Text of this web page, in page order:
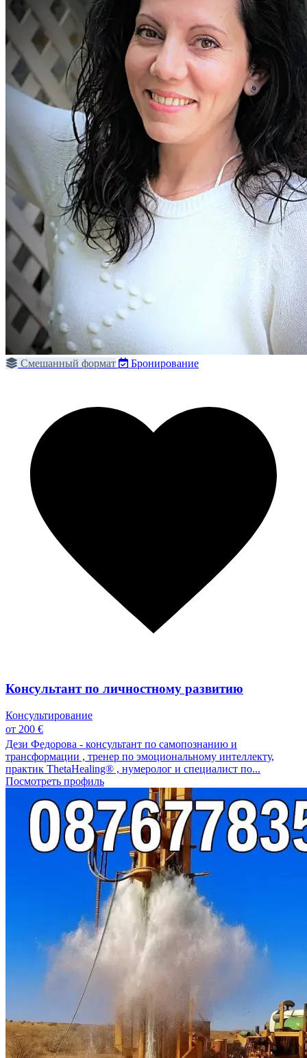
Смешанный формат Бронирование
Консультант по личностному развитию
Консультирование
от 200 €
Дези Федорова - консультант по самопознанию и
трансформации , тренер по эмоциональному интеллекту,
практик ThetaHealing® , нумеролог и специалист по...
Посмотреть профиль